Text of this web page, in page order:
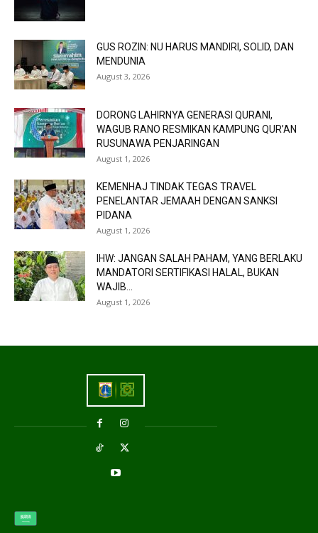
GUS ROZIN: NU HARUS MANDIRI, SOLID, DAN
MENDUNIA
August 3, 2026
DORONG LAHIRNYA GENERASI QURANI,
WAGUB RANO RESMIKAN KAMPUNG QUR’AN
RUSUNAWA PENJARINGAN
August 1, 2026
KEMENHAJ TINDAK TEGAS TRAVEL
PENELANTAR JEMAAH DENGAN SANKSI
PIDANA
August 1, 2026
IHW: JANGAN SALAH PAHAM, YANG BERLAKU
MANDATORI SERTIFIKASI HALAL, BUKAN
WAJIB...
August 1, 2026